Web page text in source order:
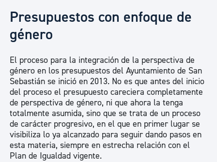
Presupuestos con enfoque de
género
El proceso para la integración de la perspectiva de
género en los presupuestos del Ayuntamiento de San
Sebastián se inició en 2013. No es que antes del inicio
del proceso el presupuesto careciera completamente
de perspectiva de género, ni que ahora la tenga
totalmente asumida, sino que se trata de un proceso
de carácter progresivo, en el que en primer lugar se
visibiliza lo ya alcanzado para seguir dando pasos en
esta materia, siempre en estrecha relación con el
Plan de Igualdad vigente.